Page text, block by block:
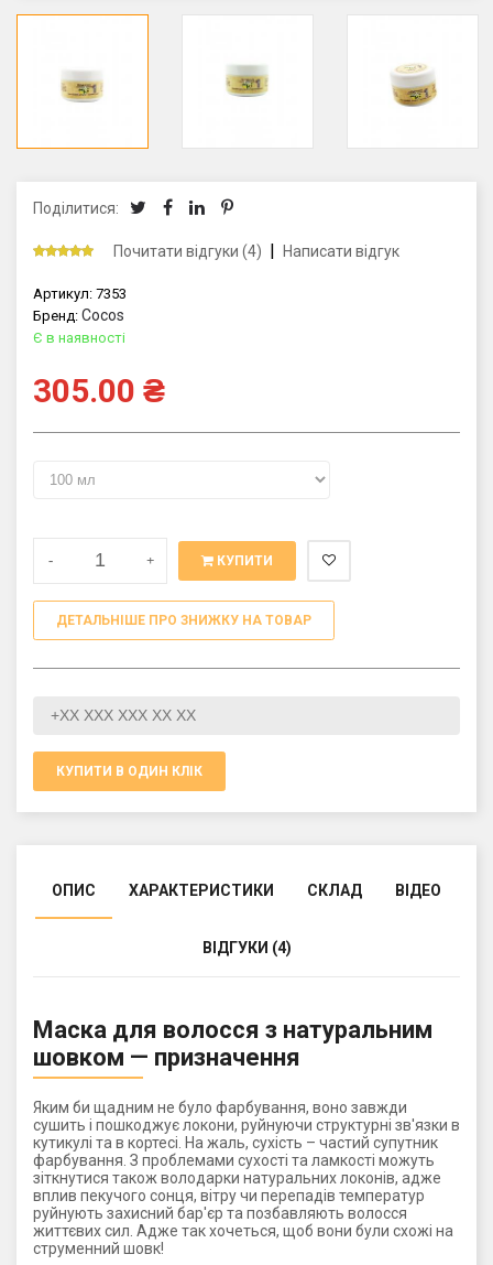
Поділитися:
Почитати відгуки (4) | Написати відгук
Артикул: 7353
Бренд: Cocos
Є в наявності
305.00 ₴
- + КУПИТИ
ДЕТАЛЬНІШЕ ПРО ЗНИЖКУ НА ТОВАР
КУПИТИ В ОДИН КЛІК
ОПИС ХАРАКТЕРИСТИКИ СКЛАД ВІДЕО
ВІДГУКИ (4)
Маска для волосся з натуральним
шовком — призначення
Яким би щадним не було фарбування, воно завжди
сушить і пошкоджує локони, руйнуючи структурні зв'язки в
кутикулі та в кортесі. На жаль, сухість – частий супутник
фарбування. З проблемами сухості та ламкості можуть
зіткнутися також володарки натуральних локонів, адже
вплив пекучого сонця, вітру чи перепадів температур
руйнують захисний бар'єр та позбавляють волосся
життєвих сил. Адже так хочеться, щоб вони були схожі на
струменний шовк!